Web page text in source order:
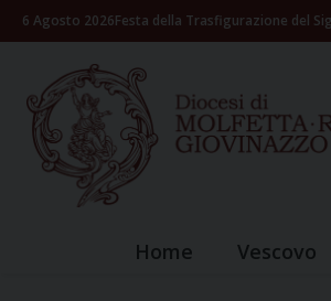
Skip6 Agosto 2026Festa della Trasfigurazione del
Home Vescovo